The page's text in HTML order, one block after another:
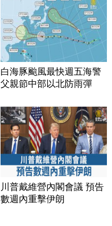
白海豚颱風最快週五海警
父親節中部以北防雨彈
川普戴維營內閣會議 預告
數週內重擊伊朗